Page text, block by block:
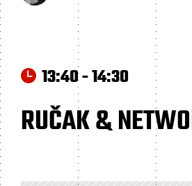
13:40 - 14:30
RUČAK &